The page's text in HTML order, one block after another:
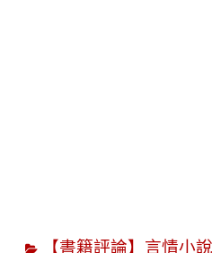
【書籍評論】言情小